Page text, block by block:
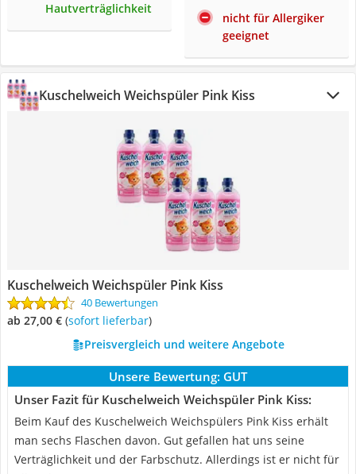
Hautverträglichkeit
nicht für Allergiker
geeignet
Kuschelweich Weichspüler Pink Kiss
Kuschelweich Weichspüler Pink Kiss
40 Bewertungen
ab 27,00 € ( Sofort lieferbar)
Preisvergleich und weitere Angebote
Unsere Bewertung: GUT
Unser Fazit für Kuschelweich Weichspüler Pink Kiss:
Beim Kauf des Kuschelweich Weichspülers Pink Kiss erhält
man sechs Flaschen davon. Gut gefallen hat uns seine
Verträglichkeit und der Farbschutz. Allerdings ist er nicht für